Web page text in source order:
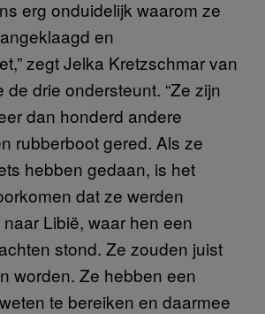
erg onduidelijk waarom ze
en
zegt Jelka Kretzschmar van
de drie ondersteunt. “Ze zijn
dan honderd andere
rubberboot gered. Als ze
hebben gedaan, is het
dat ze werden
Libië, waar hen een
stond. Ze zouden juist
worden. Ze hebben een
te bereiken en daarmee